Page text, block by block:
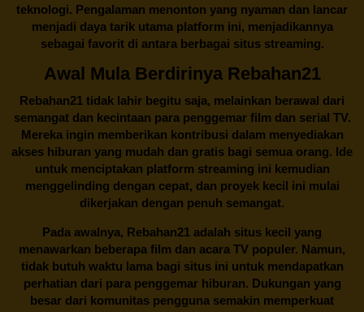
teknologi. Pengalaman menonton yang nyaman dan lancar
menjadi daya tarik utama platform ini, menjadikannya
sebagai favorit di antara berbagai situs streaming.
Awal Mula Berdirinya Rebahan21
Rebahan21 tidak lahir begitu saja, melainkan berawal dari
semangat dan kecintaan para penggemar film dan serial TV.
Mereka ingin memberikan kontribusi dalam menyediakan
akses hiburan yang mudah dan gratis bagi semua orang. Ide
untuk menciptakan platform streaming ini kemudian
menggelinding dengan cepat, dan proyek kecil ini mulai
dikerjakan dengan penuh semangat.
Pada awalnya, Rebahan21 adalah situs kecil yang
menawarkan beberapa film dan acara TV populer. Namun,
tidak butuh waktu lama bagi situs ini untuk mendapatkan
perhatian dari para penggemar hiburan. Dukungan yang
besar dari komunitas pengguna semakin memperkuat